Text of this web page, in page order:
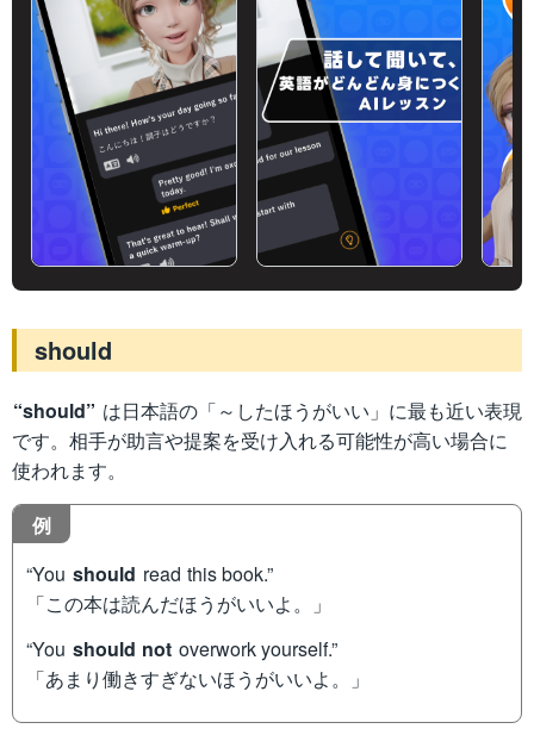
should
“should” は日本語の「～したほうがいい」に最も近い表現
です。相手が助言や提案を受け入れる可能性が高い場合に
使われます。
例
“You should read this book.”
「この本は読んだほうがいいよ。」
“You should not overwork yourself.”
「あまり働きすぎないほうがいいよ。」